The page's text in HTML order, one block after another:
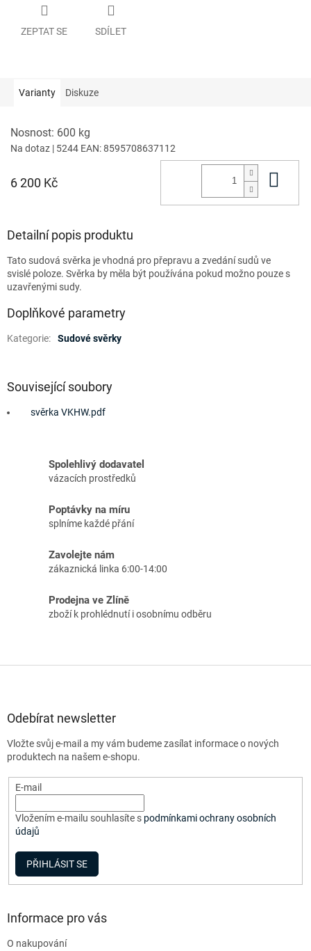
ZEPTAT SE SDÍLET
Varianty Diskuze
Nosnost: 600 kg
Na dotaz | 5244 EAN:8595708637112
6 200 Kč
Detailní popis produktu
Tato sudová svěrka je vhodná pro přepravu a zvedání sudů ve
svislé poloze. Svěrka by měla být používána pokud možno pouze s
uzavřenými sudy.
Doplňkové parametry
Kategorie: Sudové svěrky
Související soubory
svěrka VKHW.pdf
Spolehlivý dodavatel
vázacích prostředků
Poptávky na míru
splníme každé přání
Zavolejte nám
zákaznická linka 6:00-14:00
Prodejna ve Zlíně
zboží k prohlédnutí i osobnímu odběru
Odebírat newsletter
Vložte svůj e-mail a my vám budeme zasílat informace o nových
produktech na našem e-shopu.
E-mail
Vložením e-mailu souhlasíte s podmínkami ochrany osobních
údajů
PŘIHLÁSIT SE
Informace pro vás
O nakupování